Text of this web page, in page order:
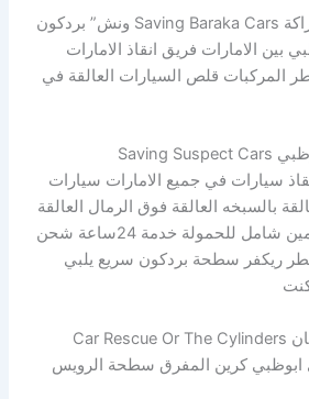
“انقاذ سيارات سطحة براكة Saving Baraka Cars ونش” بردكون
الامارات فريق انقاذ الامارات
المركبات قلص السيارات العالقة في
“انقاذ سيارات الظنه ابوظبي Saving Suspect Cars
فريق انقاذ سيارات في جميع الامارات سيارات
بالسبخه العالقة فوق الرمال العالقة
بالباركن الانجاز الريع تاامين شامل للحمولة خدمة 24ساعة شحن
ريكفر سطحة بردكون سريع يلبي
“انقاذ سيارات ام الآشطان Car Rescue Or The Cylinders
ريكفري ابوظبي كرين المفرق سطحة الرويس